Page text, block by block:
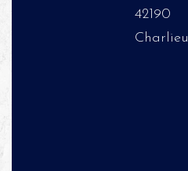
42190
Charlieu